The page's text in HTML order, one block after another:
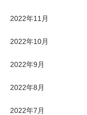
2022年11月
2022年10月
2022年9月
2022年8月
2022年7月